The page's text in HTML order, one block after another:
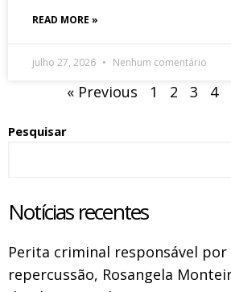
READ MORE »
julho 27, 2026 Nenhum comentário
« Previous 1 2 3 4
Pesquisar
Notícias recentes
Perita criminal responsável por
repercussão, Rosangela